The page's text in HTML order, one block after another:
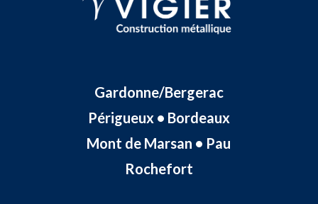
Gardonne/Bergerac
Périgueux • Bordeaux
Mont de Marsan • Pau
Rochefort